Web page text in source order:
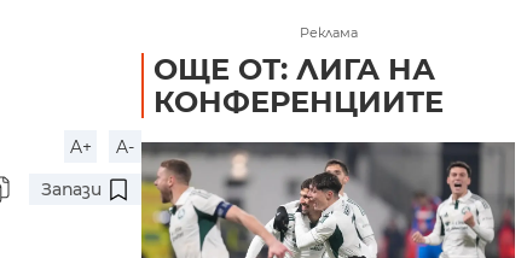
A+
A-
Запази
Реклама
ОЩЕ ОТ: ЛИГА НА
КОНФЕРЕНЦИИТЕ